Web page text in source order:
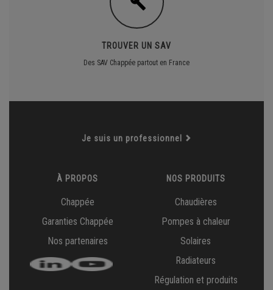
TROUVER UN SAV
Des SAV Chappée partout en France
Je suis un professionnel
À PROPOS
Chappée
Garanties Chappée
Nos partenaires
NOS PRODUITS
Chaudières
Pompes à chaleur
Solaires
Radiateurs
Régulation et produits